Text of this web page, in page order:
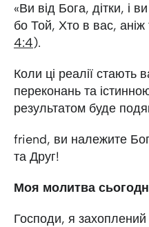
«Ви від Бога, дітки, і
бо Той, Хто в вас, аніж
4:4).
Коли ці реалії
переконань та
результатом буде
friend, ви належите
та Друг!
Моя молитва
Господи, я